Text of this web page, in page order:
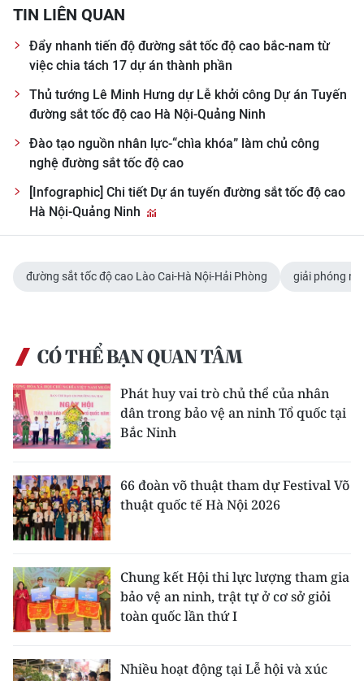
FRANÇAIS
ESPAÑOL
한국어
TIN LIÊN QUAN
Đẩy nhanh tiến độ đường sắt tốc độ cao bắc-nam từ
việc chia tách 17 dự án thành phần
Thủ tướng Lê Minh Hưng dự Lễ khởi công Dự án Tuyến
đường sắt tốc độ cao Hà Nội-Quảng Ninh
Đào tạo nguồn nhân lực-“chìa khóa” làm chủ công
nghệ đường sắt tốc độ cao
[Infographic] Chi tiết Dự án tuyến đường sắt tốc độ cao
Hà Nội-Quảng Ninh
đường sắt tốc độ cao Lào Cai-Hà Nội-Hải Phòng giải phóng
CÓ THỂ BẠN QUAN TÂM
Phát huy vai trò chủ thể của nhân
dân trong bảo vệ an ninh Tổ quốc tại
Bắc Ninh
66 đoàn võ thuật tham dự Festival Võ
thuật quốc tế Hà Nội 2026
Chung kết Hội thi lực lượng tham gia
bảo vệ an ninh, trật tự ở cơ sở giỏi
toàn quốc lần thứ I
Nhiều hoạt động tại Lễ hội và xúc